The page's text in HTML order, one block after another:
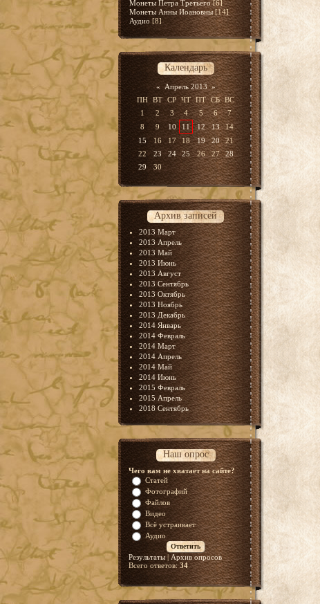
Монеты Петра Третьего [6]
Монеты Анны Иоановны [14]
Аудио [8]
Календарь
« Апрель 2013 »
ПН ВТ СР ЧТ ПТ СБ ВС
1
2 3 4 5 6
7
8
9 10 11 12 13
14
15
16 17 18 19 20
21
22
23 24 25 26 27
28
29
30
Архив записей
2013 Март
2013 Апрель
2013 Май
2013 Июнь
2013 Август
2013 Сентябрь
2013 Октябрь
2013 Ноябрь
2013 Декабрь
2014 Январь
2014 Февраль
2014 Март
2014 Апрель
2014 Май
2014 Июнь
2015 Февраль
2015 Апрель
2018 Сентябрь
Наш опрос
Чего вам не хватает на сайте?
Статей
Фотографий
Файлов
Видео
Всё устраивает
Аудио
Результаты|Архив опросов
Всего ответов:34